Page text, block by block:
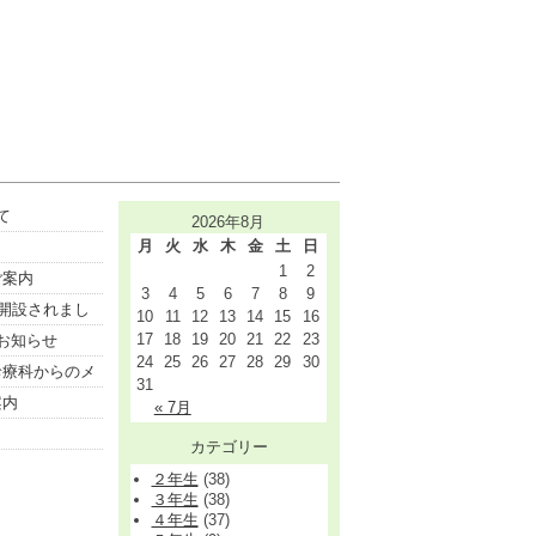
内
設されまし
知らせ
科からのメ
2026年8月
月
火 水 木 金 土 日
« 7月
1
2
3
4 5 6 7 8
9
10
11 12 13 14 15
16
17
18 19 20 21 22
23
24
25 26 27 28 29
30
31
カテゴリー
２年生 (38)
３年生 (38)
４年生 (37)